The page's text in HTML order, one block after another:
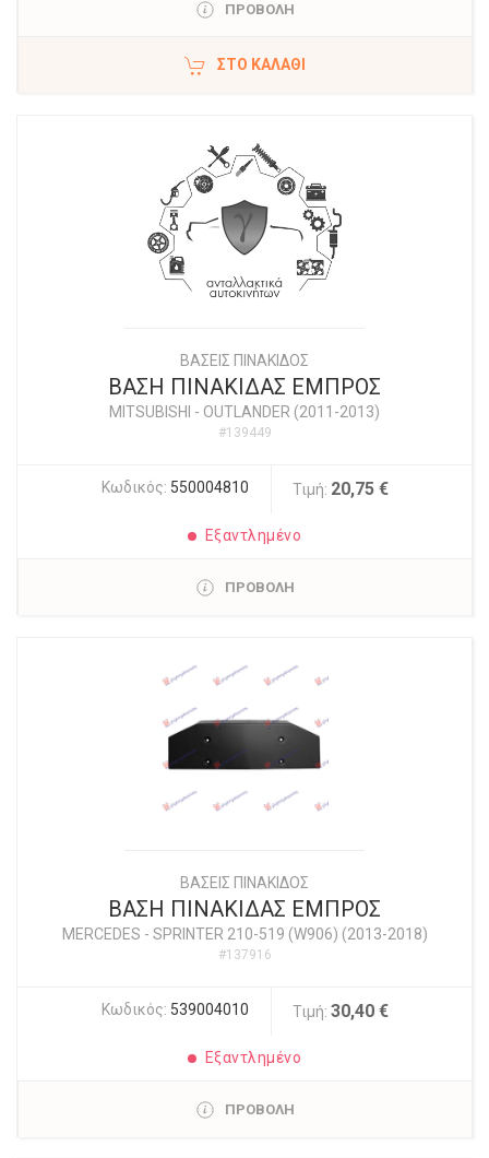
ΠΡΟΒΟΛΗ
ΣΤΟ ΚΑΛΆΘΙ
ΒΑΣΕΙΣ ΠΙΝΑΚΙΔΟΣ
ΒΑΣΗ ΠΙΝΑΚΙΔΑΣ ΕΜΠΡΟΣ
MITSUBISHI - OUTLANDER (2011-2013)
#139449
Κωδικός: 550004810 Τιμή: 20,75 €
Εξαντλημένο
ΠΡΟΒΟΛΗ
ΒΑΣΕΙΣ ΠΙΝΑΚΙΔΟΣ
ΒΑΣΗ ΠΙΝΑΚΙΔΑΣ ΕΜΠΡΟΣ
MERCEDES - SPRINTER 210-519 (W906) (2013-2018)
#137916
Κωδικός: 539004010 Τιμή: 30,40 €
Εξαντλημένο
ΠΡΟΒΟΛΗ